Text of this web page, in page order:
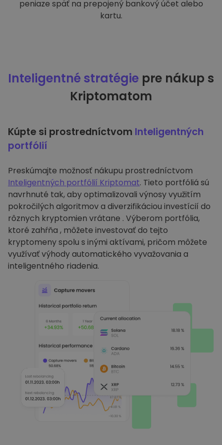
peniaze späť na prepojený bankový účet alebo
kartu.
Inteligentné stratégie pre nákup s
Kriptomatom
Kúpte si prostredníctvom Inteligentných
portfólií
Preskúmajte možnosť nákupu prostredníctvom
Inteligentných portfólií Kriptomat. Tieto portfóliá sú
navrhnuté tak, aby optimalizovali výnosy využitím
pokročilých algoritmov a diverzifikáciou investícií do
rôznych kryptomien vrátane . Výberom portfólia,
ktoré zahŕňa , môžete investovať do tejto
kryptomeny spolu s inými aktívami, pričom môžete
využívať výhody automatického vyvažovania a
inteligentného riadenia.